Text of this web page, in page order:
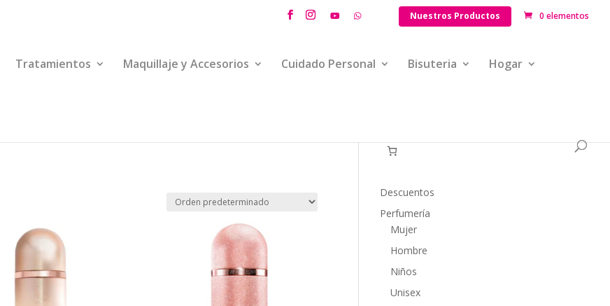
Nuestros Productos 0 elementos
Tratamientos Maquillaje y Accesorios Cuidado Personal Bisuteria Hogar
Descuentos
Perfumería
Mujer
Hombre
Niños
Unisex